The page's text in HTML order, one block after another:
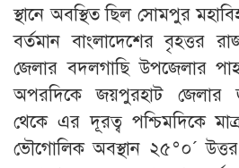
স্থানে অবস্থিত ছিল সোমপুর
বর্তমান বাংলাদেশের বৃহত্তর
জেলার বদলগাছি উপজেলার
অপরদিকে জয়পুরহাট জেলার
থেকে এর দূরত্ব পশ্চিমদিকে
ভৌগোলিক অবস্থান ২৫°০´